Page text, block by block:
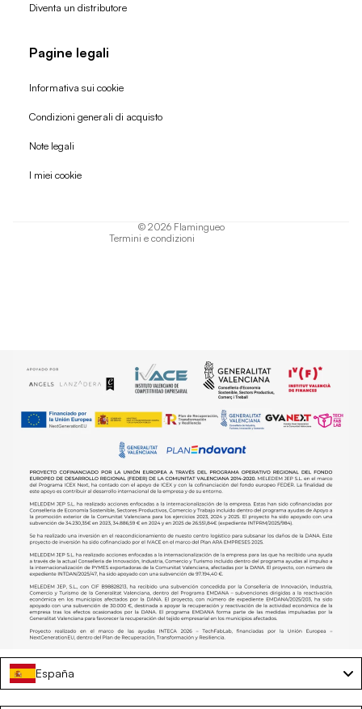
Diventa un distributore
Pagine legali
Informativa sui cookie
Condizioni generali di acquisto
Note legali
I miei cookie
© 2026 Flamingueo
Termini e condizioni
Politica di rimborso
España